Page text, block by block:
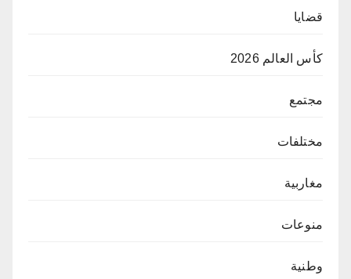
قضايا
كأس العالم 2026
مجتمع
مختلفات
مغاربية
منوعات
وطنية